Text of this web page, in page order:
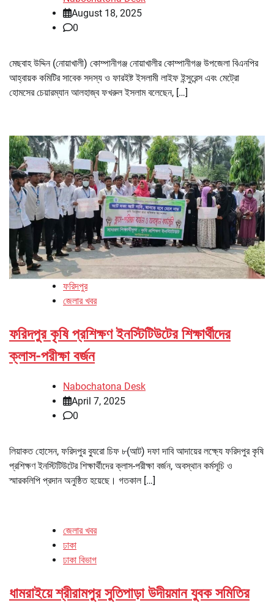
August 18, 2025
0
মেছবাহ উদ্দিন (নোয়াখালী) কোম্পানীগঞ্জ নোয়াখালীর কোম্পানীগঞ্জ উপজেলা বিএনপির
আহ্বায়ক কমিটির সাবেক সদস্য ও ফারইষ্ট ইসলামী লাইফ ইন্সুরেন্স এবং মেট্রো
হোমসের চেয়ারম্যান আলহাজ্ব ফখরুল ইসলাম বলেছেন, […]
ফরিদপুর
জেলার খবর
ফরিদপুর কৃষি প্রশিক্ষণ ইনস্টিটিউটের শিক্ষার্থীদের
ক্লাস-পরীক্ষা বর্জন
Nabochatona Desk
April 7, 2025
0
লিয়াকত হোসেন, ফরিদপুর ব্যুরো চিফ ৮(আট) দফা দাবি আদায়ের লক্ষ্যে ফরিদপুর কৃষি
প্রশিক্ষণ ইনস্টিটিউটের শিক্ষার্থীদের ক্লাস-পরীক্ষা বর্জন, অবস্থান কর্মসূচি ও
স্মারকলিপি প্রদান অনুষ্ঠিত হয়েছে। গতকাল […]
জেলার খবর
ঢাকা
ঢাকা বিভাগ
ধামরাইয়ে শ্রীরামপুর সুতিপাড়া উদীয়মান যুবক সমিতির